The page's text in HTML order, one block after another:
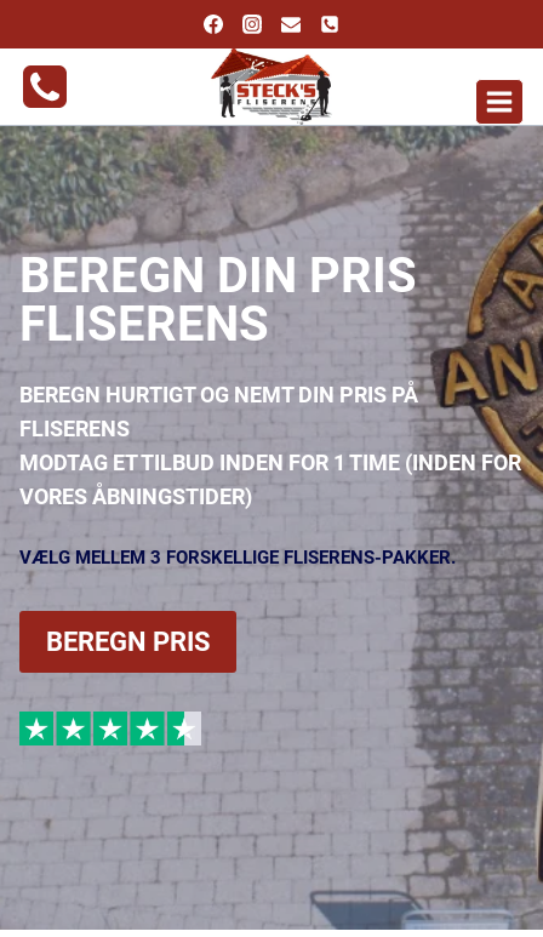
til
indhold
BEREGN DIN PRIS
FLISERENS
BEREGN HURTIGT OG NEMT DIN PRIS PÅ
FLISERENS
MODTAG ET TILBUD INDEN FOR 1 TIME (INDEN FOR
VORES ÅBNINGSTIDER)
VÆLG MELLEM 3 FORSKELLIGE FLISERENS-PAKKER.
BEREGN PRIS